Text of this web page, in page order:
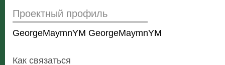
Проектный профиль
GeorgeMaymnYM GeorgeMaymnYM
Как связаться